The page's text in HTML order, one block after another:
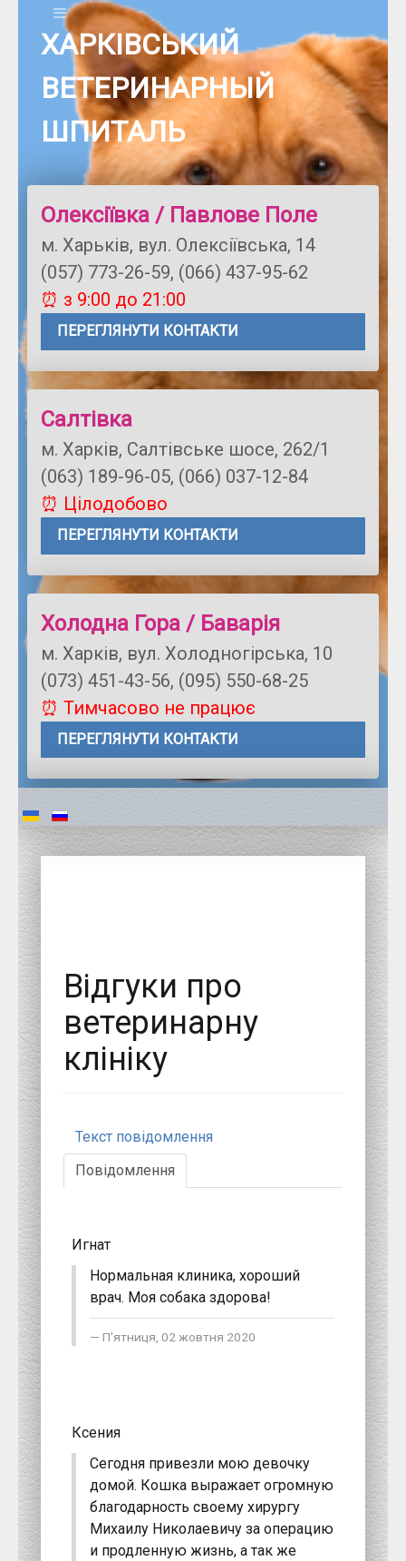
ХАРКІВСЬКИЙ
ВЕТЕРИНАРНЫЙ
ШПИТАЛЬ
Олексіївка / Павлове Поле
м. Харьків, вул. Олексіївська, 14
(057) 773-26-59, (066) 437-95-62
⏰ з 9:00 до 21:00
ПЕРЕГЛЯНУТИ КОНТАКТИ
Салтівка
м. Харків, Салтівське шосе, 262/1
(063) 189-96-05, (066) 037-12-84
⏰ Цілодобово
ПЕРЕГЛЯНУТИ КОНТАКТИ
Холодна Гора / Баварія
м. Харків, вул. Холодногірська, 10
(073) 451-43-56, (095) 550-68-25
⏰ Тимчасово не працює
ПЕРЕГЛЯНУТИ КОНТАКТИ
Відгуки про
ветеринарну
клініку
Текст повідомлення
Повідомлення
Игнат
Нормальная клиника, хороший
врач. Моя собака здорова!
П'ятниця, 02 жовтня 2020
Ксения
Сегодня привезли мою девочку
домой. Кошка выражает огромную
благодарность своему хирургу
Михаилу Николаевичу за операцию
и продленную жизнь, а так же